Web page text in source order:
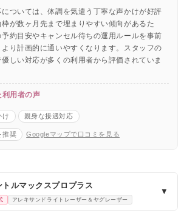
ついては、体調を気遣う丁寧な声かけが好評
が数ヶ月先まで埋まりやすい傾向があるた
約目安やキャンセル待ちの運用ルールを事前
り計画的に通いやすくなります。スタッフの
しい対応が多くの利用者から評価されていま
利用者の声
け 親身な接遇対応
推奨 Googleマップで口コミを見る
トルマックスプロプラス
アレキサンドライトレーザー＆ヤグレーザー
▼